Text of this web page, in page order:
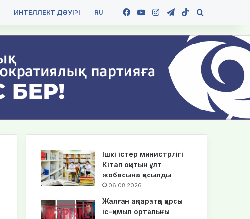
ИНТЕЛЛЕКТ ДӘУІРІ RU Facebook
YouTubeInstagramTelegram
TikTok
Ішкі істер министрлігі
Кітап оқитын ұлт
жобасына қосылды
06.08.2026
Жалған ақпаратқа қарсы
іс-қимыл орталығы